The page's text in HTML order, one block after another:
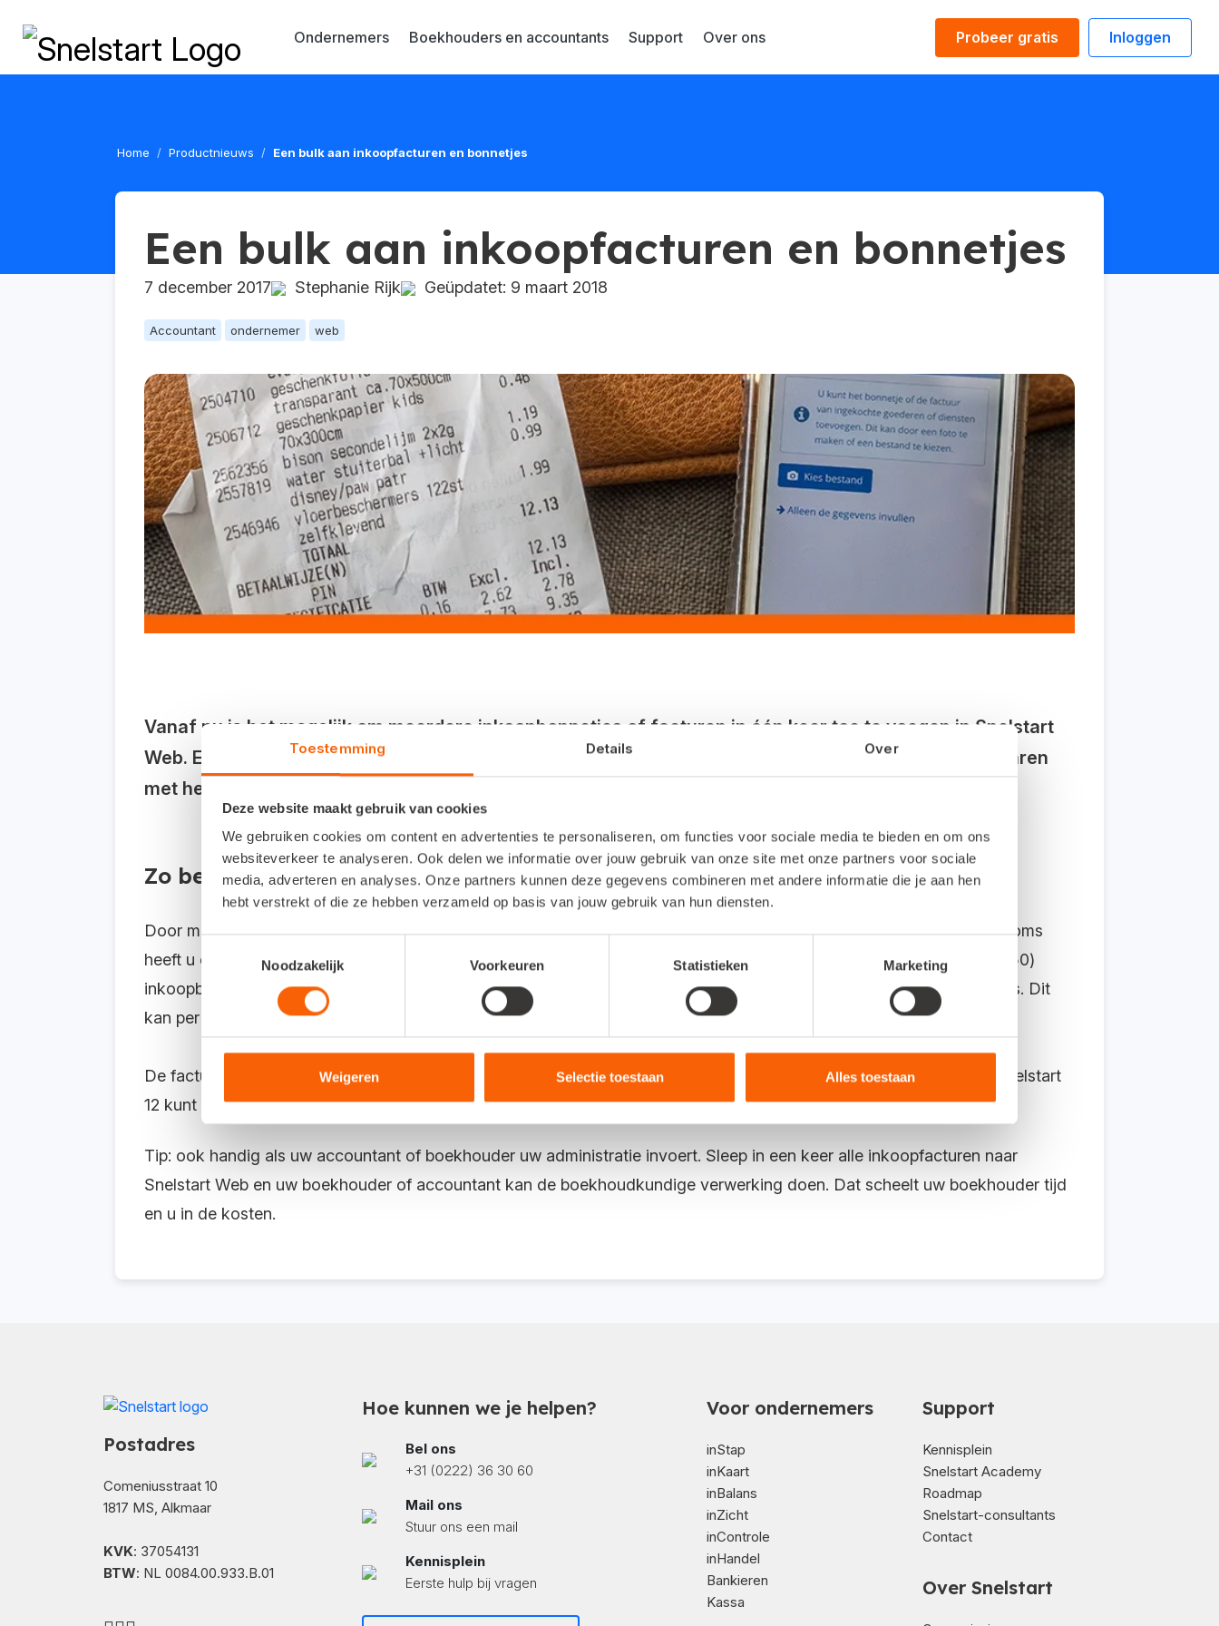
Toestemming Details Over
Deze website maakt gebruik van cookies
We gebruiken cookies om content en advertenties te personaliseren, om functies voor sociale media te bieden en om ons
websiteverkeer te analyseren. Ook delen we informatie over jouw gebruik van onze site met onze partners voor sociale
media, adverteren en analyses. Onze partners kunnen deze gegevens combineren met andere informatie die je aan hen
hebt verstrekt of die ze hebben verzameld op basis van jouw gebruik van hun diensten.
Noodzakelijk
Voorkeuren Statistieken Marketing
Weigeren Selectie toestaan Alles toestaan
Probeer gratis Inloggen
Ondernemers Boekhouders en accountants Support Over ons
Home Productnieuws Een bulk aan inkoopfacturen en bonnetjes
Een bulk aan inkoopfacturen en bonnetjes
7 december 2017 Stephanie Rijk Geüpdatet: 9 maart 2018
Accountant ondernemer web
Vanaf nu is het mogelijk om meerdere inkoopbonnetjes of facturen in één keer toe te voegen in Snelstart
Web. Een aantal Snelstart-gebruikers zaten hier al om te springen. Want wie wil er nou niet tijd besparen
met het verwerken van de administratie? Kies voor de bulk-upload!
Zo bent u minder tijd kwijt
Door middel van de invoerhulp in Snelstart Web is het heel eenvoudig om even snel een factuur in te boeken. Maar soms
heeft u er geen zin in of geen tijd voor. Ook geen probleem. Het is nu mogelijk om meerdere (tot een maximum van 250)
inkoopbonnen in één keer te uploaden. Het enige wat u dan nog hoeft te doen, is het invoeren van de juiste gegevens. Dit
kan per afzonderlijke factuur.
De facturen verschijnen vervolgens in het tabje Onverwerkte inkopen. Doet u ook uw boekhouding met Snelstart? In Snelstart
12 kunt u degeüploadebonnen vinden in het dagboekInkoop.
Tip: ook handig als uw accountant of boekhouder uw administratie invoert. Sleep in een keer alle inkoopfacturen naar
Snelstart Web en uw boekhouder of accountant kan de boekhoudkundige verwerking doen. Dat scheelt uw boekhouder tijd
en u in de kosten.
Postadres
Comeniusstraat 10
1817 MS, Alkmaar
KVK: 37054131
BTW: NL 0084.00.933.B.01
Hoe kunnen we je helpen?
Bel ons
+31 (0222) 36 30 60
Mail ons
Stuur ons een mail
Kennisplein
Eerste hulp bij vragen
Voor ondernemers
inStap
inKaart
inBalans
inZicht
inControle
inHandel
Bankieren
Kassa
Support
Kennisplein
Snelstart Academy
Roadmap
Snelstart-consultants
Contact
Over Snelstart